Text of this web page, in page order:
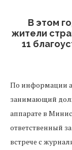
В этом
жители
11
По информации
занимающий
аппарате в
ответственный
встрече с